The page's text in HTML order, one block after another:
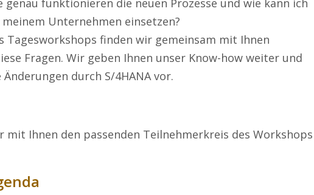
genau funktionieren die neuen Prozesse und wie kann ich
Unternehmen einsetzen?
Tagesworkshops finden wir gemeinsam mit Ihnen
Fragen. Wir geben Ihnen unser Know-how weiter und
durch S/4HANA vor.
mit Ihnen den passenden Teilnehmerkreis des Workshops